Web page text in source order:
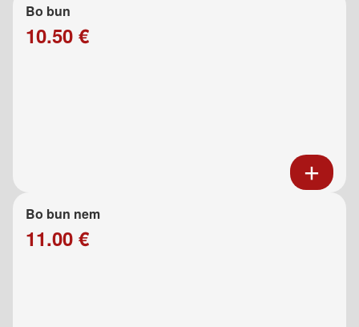
Bo bun
10.50 €
Bo bun nem
11.00 €